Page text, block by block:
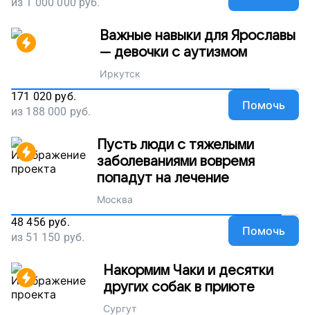
Важные навыки для Ярославы
— девочки с аутизмом
Иркутск
171 020 руб.
из 188 000 руб. Помочь
Пусть люди с тяжелыми
заболеваниями вовремя
попадут на лечение
Москва
48 456 руб.
из 51 150 руб. Помочь
Накормим Чаки и десятки
других собак в приюте
Сургут